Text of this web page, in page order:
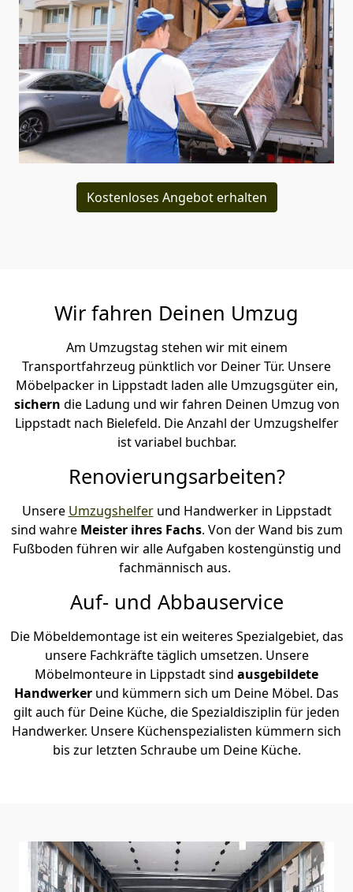
Kostenloses Angebot erhalten
Wir fahren Deinen Umzug
Am Umzugstag stehen wir mit einem
Transportfahrzeug pünktlich vor Deiner Tür. Unsere
Möbelpacker in Lippstadt laden alle Umzugsgüter ein,
sichern die Ladung und wir fahren Deinen Umzug von
Lippstadt nach Bielefeld. Die Anzahl der Umzugshelfer
ist variabel buchbar.
Renovierungsarbeiten?
Unsere Umzugshelferund Handwerker in Lippstadt
sind wahre Meister ihres Fachs. Von der Wand bis zum
Fußboden führen wir alle Aufgaben kostengünstig und
fachmännisch aus.
Auf- und Abbauservice
Die Möbeldemontage ist ein weiteres Spezialgebiet, das
unsere Fachkräfte täglich umsetzen. Unsere
Möbelmonteure in Lippstadt sind ausgebildete
Handwerker und kümmern sich um Deine Möbel. Das
gilt auch für Deine Küche, die Spezialdisziplin für jeden
Handwerker. Unsere Küchenspezialisten kümmern sich
bis zur letzten Schraube um Deine Küche.